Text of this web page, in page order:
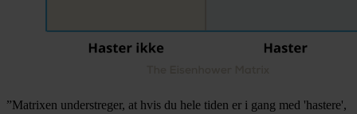
”Matrixen understreger, at hvis du hele tiden er i gang med 'hastere',